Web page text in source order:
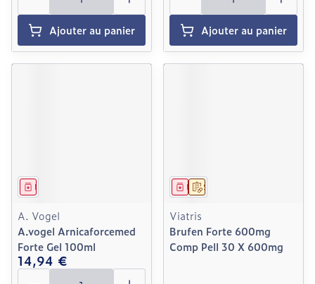
Ajouter au panier Ajouter au panier
Médicament
A. Vogel
A.vogel Arnicaforcemed
Forte Gel 100ml
14,94 €
Quantité
Sur prescription
Médicament
Viatris
Brufen Forte 600mg
Comp Pell 30 X 600mg